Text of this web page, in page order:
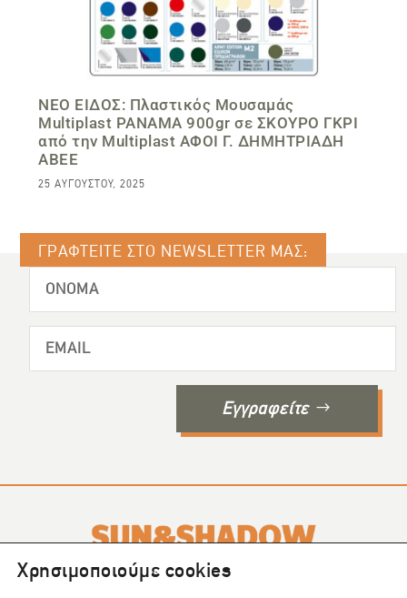
ΝΕΟ ΕΙΔΟΣ: Πλαστικός Μουσαμάς
Multiplast PANAMA 900gr σε ΣΚΟΥΡΟ ΓΚΡΙ
από την Multiplast ΑΦΟΙ Γ. ΔΗΜΗΤΡΙΑΔΗ
ΑΒΕΕ
25 ΑΥΓΟΎΣΤΟΥ, 2025
ΓΡΑΦΤΕΙΤΕ ΣΤΟ NEWSLETTER ΜΑΣ:
Εγγραφείτε
Χρησιμοποιούμε cookies